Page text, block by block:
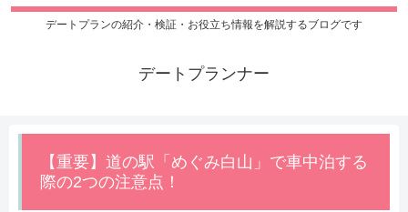
デートプランの紹介・検証・お役立ち情報を解説するブログです
デートプランナー
【重要】道の駅「めぐみ白山」で車中泊する
際の2つの注意点！